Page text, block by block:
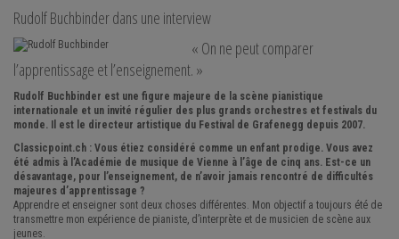
Récital de piano
le samedi 19 septembre à 19h30 à Ascona
PLUS LOIN...
Rudolf Buchbinder dans une interview
« On ne peut comparer
l’apprentissage et l’enseignement. »
Rudolf Buchbinder est une figure majeure de la scène pianistique
internationale et un invité régulier des plus grands orchestres et festivals du
monde. Il est le directeur artistique du Festival de Grafenegg depuis 2007.
Classicpoint.ch : Vous étiez considéré comme un enfant prodige. Vous avez
été admis à l’Académie de musique de Vienne à l’âge de cinq ans. Est-ce un
désavantage, pour l’enseignement, de n’avoir jamais rencontré de difficultés
majeures d’apprentissage ?
Apprendre et enseigner sont deux choses différentes. Mon objectif a toujours été de
transmettre mon expérience de pianiste, d’interprète et de musicien de scène aux
jeunes.